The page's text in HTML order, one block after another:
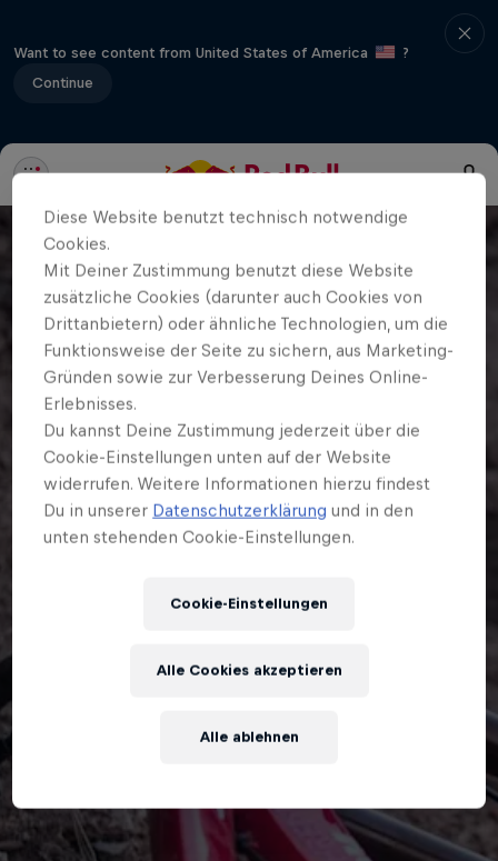
Want to see content from United States of America
?
Continue
Diese Website benutzt technisch notwendige
Cookies.
Mit Deiner Zustimmung benutzt diese Website
zusätzliche Cookies (darunter auch Cookies von
Drittanbietern) oder ähnliche Technologien, um die
Funktionsweise der Seite zu sichern, aus Marketing-
Gründen sowie zur Verbesserung Deines Online-
Erlebnisses.
Du kannst Deine Zustimmung jederzeit über die
Cookie-Einstellungen unten auf der Website
widerrufen. Weitere Informationen hierzu findest
Du in unserer Datenschutzerklärung und in den
unten stehenden Cookie-Einstellungen.
Cookie-Einstellungen
Alle ablehnen
Alle Cookies akzeptieren